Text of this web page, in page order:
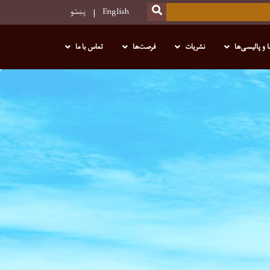
SEARCH
English پښتو
و پالیسی‌ها نشریات فرصت‌ها تماس با ما